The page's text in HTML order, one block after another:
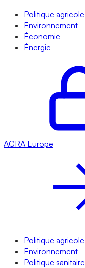
Politique agricole
Environnement
Économie
Énergie
AGRA Europe
Politique agricole
Environnement
Politique sanitaire